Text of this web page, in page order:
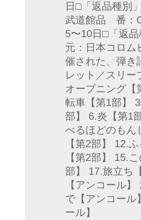
日□「返品種別
武道館品 番：
5〜10日□「返
元：日本コロム
催された、弾き
レット／スリ
オープニング【
転車【第1部】
部】 6.炎【第1
べるほどのもん
【第2部】 12.
【第2部】 15.
部】 17.旅立ち
【アンコール
で【アンコール
ール】